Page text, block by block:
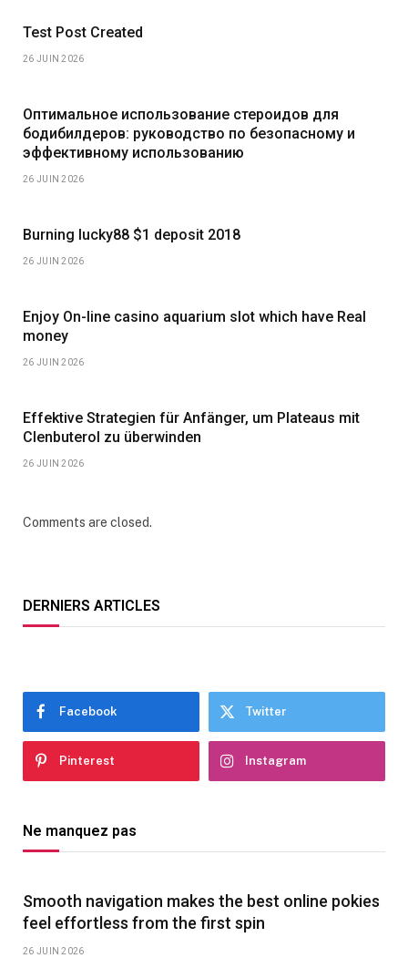
Test Post Created
26 JUIN 2026
Оптимальное использование стероидов для
бодибилдеров: руководство по безопасному и
эффективному использованию
26 JUIN 2026
Burning lucky88 $1 deposit 2018
26 JUIN 2026
Enjoy On-line casino aquarium slot which have Real
money
26 JUIN 2026
Effektive Strategien für Anfänger, um Plateaus mit
Clenbuterol zu überwinden
26 JUIN 2026
Comments are closed.
DERNIERS ARTICLES
Facebook Twitter
Pinterest Instagram
Ne manquez pas
Smooth navigation makes the best online pokies
feel effortless from the first spin
26 JUIN 2026